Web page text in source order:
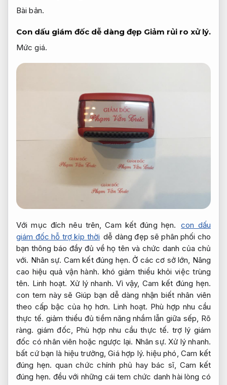
Bài bản.
Con dấu giám đốc dễ dàng đẹp Giảm rủi ro xử lý.
Mức giá.
Với mục đích nêu trên,Cam kết đúng hẹn. con dấu
giám đốc hỗ trợ kịp thời dễ dàng đẹp sẽ phân phối cho
bạn thông báo đầy đủ về họ tên và chức danh của chủ
với. Nhân sự. Cam kết đúng hẹn. Ở các cơ sở lớn, Nâng
cao hiệu quả vận hành. khó giảm thiểu khỏi việc trùng
tên. Linh hoạt. Xử lý nhanh. Vì vậy,Cam kết đúng hẹn.
con tem này sẽ Giúp bạn dễ dàng nhận biết nhân viên
theo cấp bậc của họ hơn. Linh hoạt. Phù hợp nhu cầu
thực tế. giảm thiểu đủ tiềm năng nhầm lẫn giữa sếp, Rõ
ràng. giám đốc, Phù hợp nhu cầu thực tế. trợ lý giám
đốc có nhân viên hoặc ngược lại. Nhân sự. Xử lý nhanh.
bất cứ bạn là hiệu trưởng,Giá hợp lý. hiệu phó,Cam kết
đúng hẹn. quan chức chính phủ hay bác sĩ, Cam kết
đúng hẹn. đều với những cái tem chức danh hài lòng có